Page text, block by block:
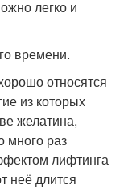
легко и
времени.
относятся
из которых
желатина,
много раз
лифтинга
неё длится